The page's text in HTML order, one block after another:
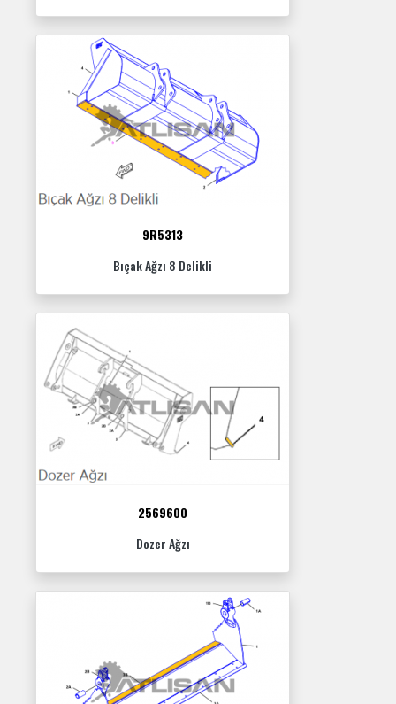
9R5313
Bıçak Ağzı 8 Delikli
2569600
Dozer Ağzı